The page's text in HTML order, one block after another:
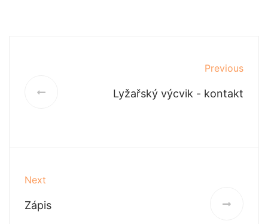
Previous
Lyžařský výcvik - kontakt
Next
Zápis